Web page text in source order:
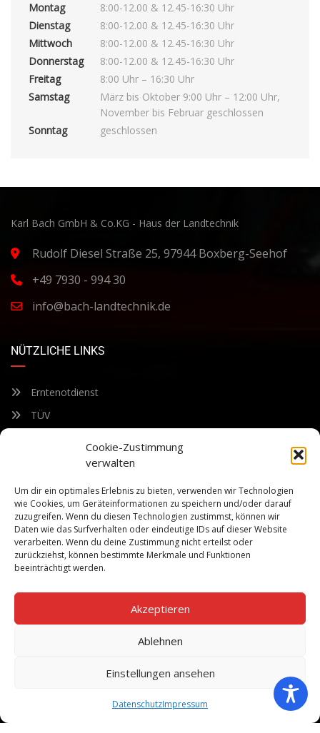
Cookie-Zustimmung
verwalten
Um dir ein optimales Erlebnis zu bieten, verwenden wir Technologien
wie Cookies, um Geräteinformationen zu speichern und/oder darauf
zuzugreifen. Wenn du diesen Technologien zustimmst, können wir
Daten wie das Surfverhalten oder eindeutige IDs auf dieser Website
verarbeiten. Wenn du deine Zustimmung nicht erteilst oder
zurückziehst, können bestimmte Merkmale und Funktionen
beeinträchtigt werden.
Akzeptieren
Ablehnen
Einstellungen ansehen
DatenschutzImpressum
Montag
8:00-12.00 & 12.45-16:30 Uhr
Dienstag
8:00-12.00 & 12.45-16:30 Uhr
Mittwoch
8:00-12.00 & 12.45-16:30 Uhr
Donnerstag
8:00-12.00 & 12.45-16:30 Uhr
Freitag
8:00 Uhr – 16:30 Uhr
Samstag
März bis Oktober 9:00 Uhr – 12:00 Uhr,
November bis Februar geschlossen
Sonntag
geschlossen
Karl Bach GmbH & Co.KG - Haus der Landtechnik
Rudolf Diesel Straße 25, 97944 Boxberg-Seehof
+49 7930 - 994 30
info@bach-landtechnik.de
NÜTZLICHE LINKS
Erntenotdienst
TÜV
Bleiben Sie auf dem Laufenden über unsere sich ständig
weiterentwickelnden Produkteigenschaften und Technologien.
Geben Sie Ihre E-Mail-Adresse ein und abonnieren Sie unseren
Newsletter.
©Copyright 2026Bach Landtechnik